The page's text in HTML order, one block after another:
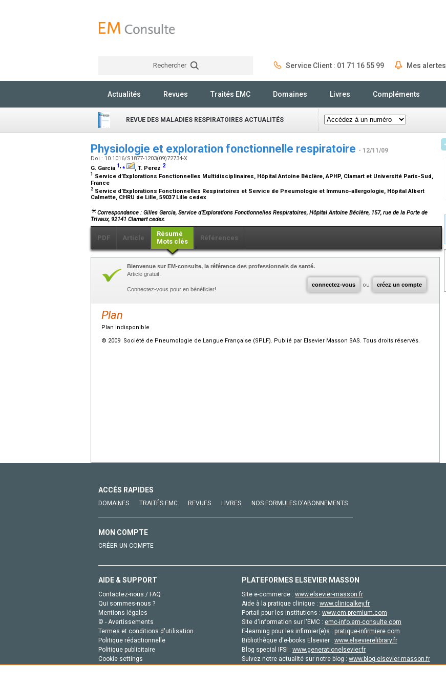
Rechercher Service Client : 01 71 16 55 99 Mes alertes
Actualités Revues Traités EMC Domaines Livres Compléments
REVUE DES MALADIES RESPIRATOIRES ACTUALITÉS
Physiologie et exploration fonctionnelle respiratoire - 12/11/09
Doi : 10.1016/S1877-1203(09)72734-X
G. Garcia 1,⁎ , T. Perez 2
1 Service d’Explorations Fonctionnelles Multidisciplinaires, Hôpital Antoine Béclère, APHP, Clamart et Université Paris-Sud,
France
2 Service d’Explorations Fonctionnelles Respiratoires et Service de Pneumologie et Immuno-allergologie, Hôpital Albert
Calmette, CHRU de Lille, 59037 Lille cedex
Correspondance : Gilles Garcia, Service d’Explorations Fonctionnelles Respiratoires, Hôpital Antoine Béclère, 157, rue de la Porte de
Trivaux, 92141 Clamart cedex.
PDF Article
Résumé
Mots clés
Références
connectez-vous ou créez un compte
Bienvenue sur EM-consulte, la référence des professionnels de santé.
Article gratuit.
Connectez-vous pour en bénéficier!
Plan
Plan indisponible
© 2009 Société de Pneumologie de Langue Française (SPLF). Publié par Elsevier Masson SAS. Tous droits réservés.
ACCÈS RAPIDES
DOMAINES TRAITÉS EMC REVUES LIVRES NOS FORMULES D'ABONNEMENTS
MON COMPTE
CRÉER UN COMPTE
AIDE & SUPPORT
Contactez-nous / FAQ
Qui sommes-nous ?
Mentions légales
© - Avertissements
Termes et conditions d'utilisation
Politique rédactionnelle
Politique publicitaire
Cookie settings
PLATEFORMES ELSEVIER MASSON
Site e-commerce : www.elsevier-masson.fr
Aide à la pratique clinique : www.clinicalkey.fr
Portail pour les institutions : www.em-premium.com
Site d'information sur l'EMC : emc-info.em-consulte.com
E-learning pour les infirmier(e)s : pratique-infirmiere.com
Bibliothèque d'e-books Elsevier : www.elsevierelibrary.fr
Blog special IFSI : www.generationelsevier.fr
Suivez notre actualité sur notre blog : www.blog-elsevier-masson.fr